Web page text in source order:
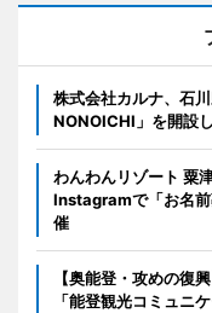
株式会社カルナ、石
NONOICHI」を開設
わんわんリゾート 粟
Instagramで「お名
催
【奥能登・攻めの復
「能登観光コミュニ